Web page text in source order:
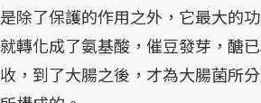
除了保護的作用之外，它最大的
轉化成了氨基酸，催豆發芽，醣
，到了大腸之後，才為大腸菌所